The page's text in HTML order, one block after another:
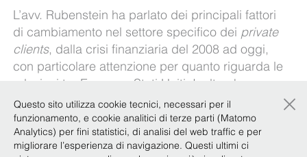
L’avv. Rubenstein ha parlato dei principali fattori
di cambiamento nel settore specifico dei private
clients, dalla crisi finanziaria del 2008 ad oggi,
con particolare attenzione per quanto riguarda le
relazioni tra Europa e Stati Uniti. Inoltre, ha
discusso vantaggi e svantaggi nell’applicazione
della normativa americana sultrust.
L’incontro si è concluso con lo studio dei nuovi
Questo sito utilizza cookie tecnici, necessari per il
funzionamento, e cookie analitici di terze parti (Matomo
Analytics) per fini statistici, di analisi del web traffic e per
migliorare l’esperienza di navigazione. Questi ultimi ci
×